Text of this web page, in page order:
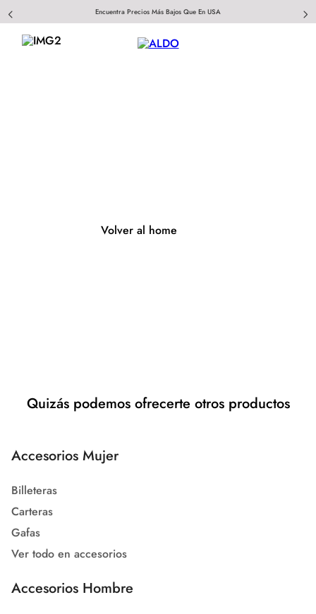
Encuentra Precios Más Bajos Que En USA
Volver al home
Quizás podemos ofrecerte otros productos
Accesorios Mujer
Billeteras
Carteras
Gafas
Ver todo en accesorios
Accesorios Hombre